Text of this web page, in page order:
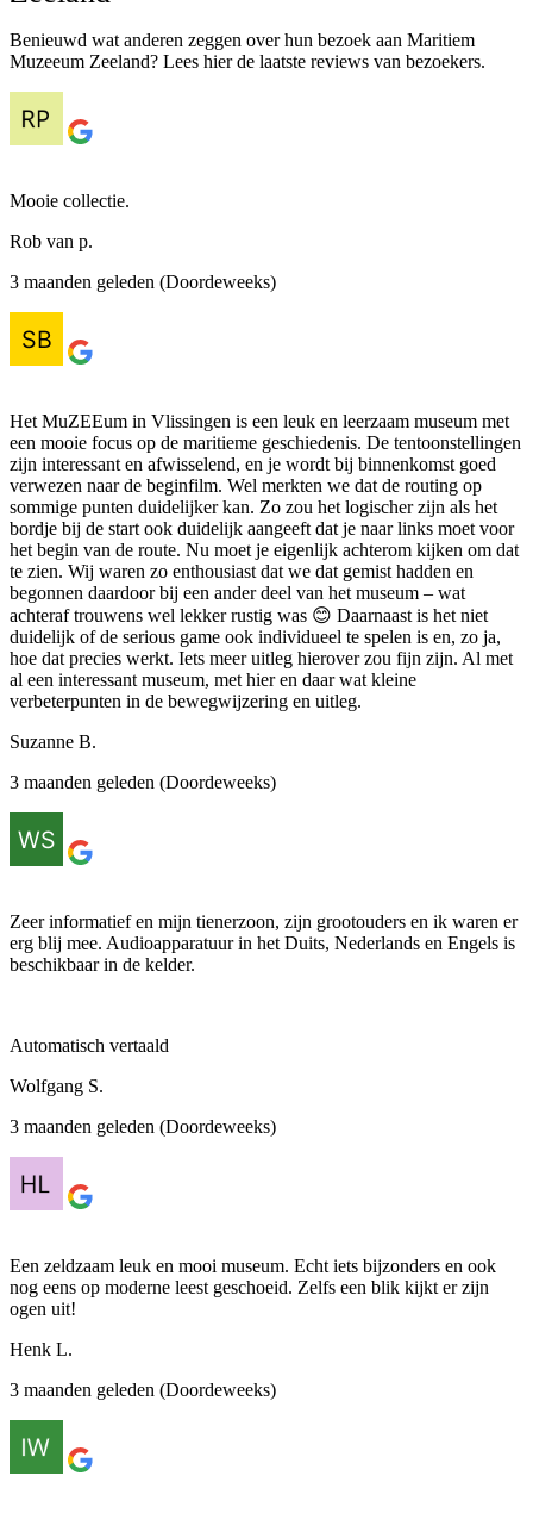
Benieuwd wat anderen zeggen over hun bezoek aan Maritiem
Muzeeum Zeeland? Lees hier de laatste reviews van bezoekers.
Mooie collectie.
Rob van p.
3 maanden geleden (Doordeweeks)
Het MuZEEum in Vlissingen is een leuk en leerzaam museum met
een mooie focus op de maritieme geschiedenis. De tentoonstellingen
zijn interessant en afwisselend, en je wordt bij binnenkomst goed
verwezen naar de beginfilm. Wel merkten we dat de routing op
sommige punten duidelijker kan. Zo zou het logischer zijn als het
bordje bij de start ook duidelijk aangeeft dat je naar links moet voor
het begin van de route. Nu moet je eigenlijk achterom kijken om dat
te zien. Wij waren zo enthousiast dat we dat gemist hadden en
begonnen daardoor bij een ander deel van het museum – wat
achteraf trouwens wel lekker rustig was 😊 Daarnaast is het niet
duidelijk of de serious game ook individueel te spelen is en, zo ja,
hoe dat precies werkt. Iets meer uitleg hierover zou fijn zijn. Al met
al een interessant museum, met hier en daar wat kleine
verbeterpunten in de bewegwijzering en uitleg.
Suzanne B.
3 maanden geleden (Doordeweeks)
Zeer informatief en mijn tienerzoon, zijn grootouders en ik waren er
erg blij mee. Audioapparatuur in het Duits, Nederlands en Engels is
beschikbaar in de kelder.
Automatisch vertaald
Wolfgang S.
3 maanden geleden (Doordeweeks)
Een zeldzaam leuk en mooi museum. Echt iets bijzonders en ook
nog eens op moderne leest geschoeid. Zelfs een blik kijkt er zijn
ogen uit!
Henk L.
3 maanden geleden (Doordeweeks)